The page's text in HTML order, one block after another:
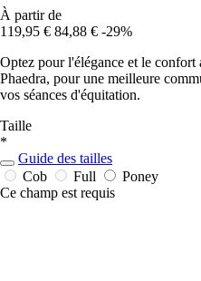
À partir de
119,95 € 84,88 € -29%
Optez pour l'élégance et le
Phaedra, pour une meilleure
vos séances d'équitation.
Taille
*
Guide des tailles
Cob
Full
Poney
Ce champ est requis